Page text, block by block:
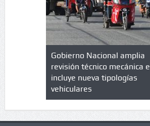
Gobierno Nacional amplia
revisión técnico mecánica e
incluye nueva tipologías
vehiculares